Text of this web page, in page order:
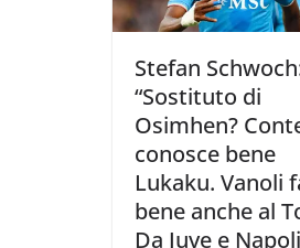
Stefan
“Sostituto di
Osimhen?
conosce bene
Lukaku. Vanoli
bene anche al
Da Juve e